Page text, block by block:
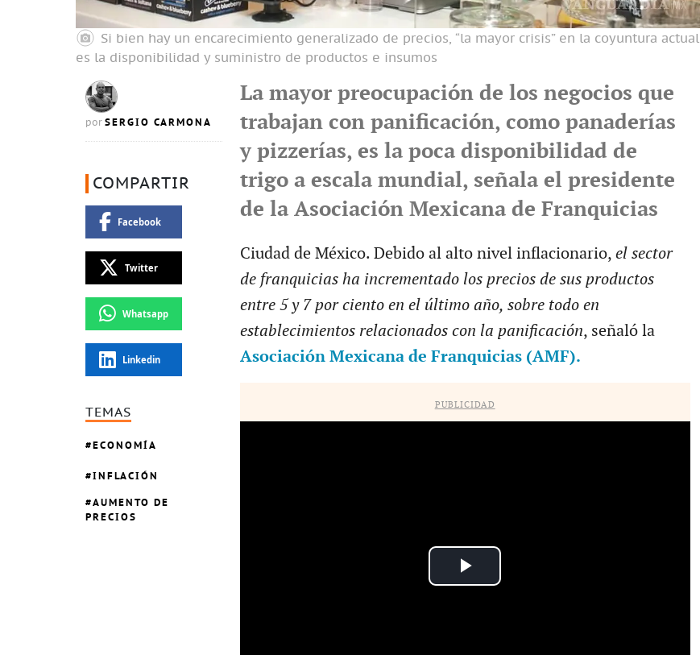
Si bien hay un encarecimiento generalizado de precios, “la mayor crisis” en la coyuntura actual
es la disponibilidad y suministro de productos e insumos
por SERGIO CARMONA
COMPARTIR
Facebook
Twitter
Whatsapp
Linkedin
TEMAS
ECONOMÍA
INFLACIÓN
AUMENTO DE
PRECIOS
La mayor preocupación de los negocios que
trabajan con panificación, como panaderías
y pizzerías, es la poca disponibilidad de
trigo a escala mundial, señala el presidente
de la Asociación Mexicana de Franquicias
Ciudad de México. Debido al alto nivel inflacionario, el sector
de franquicias ha incrementado los precios de sus productos
entre 5 y 7 por ciento en el último año, sobre todo en
establecimientos relacionados con la panificación, señaló la
Asociación Mexicana de Franquicias (AMF).
PUBLICIDAD